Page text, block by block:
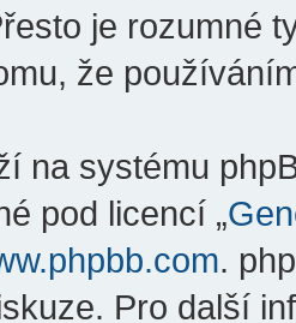
je rozumné
že
na systému
pod licencí „
.
Pro další